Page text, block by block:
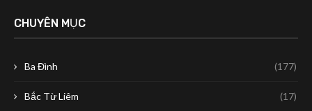
CHUYÊN MỤC
Ba Đình (177)
Bắc Từ Liêm (17)